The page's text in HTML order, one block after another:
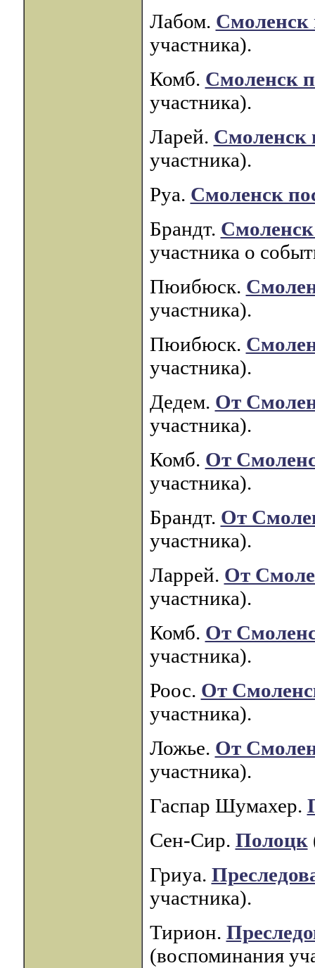
Лабом. Смоленск
участника).
Комб. Смоленск
участника).
Ларей. Смоленск
участника).
Руа. Смоленск
Брандт. Смоленск
участника о
Пюибюск.
участника).
Пюибюск.
участника).
Дедем. От
участника).
Комб. От
участника).
Брандт. От
участника).
Ларрей. От
участника).
Комб. От
участника).
Роос. От
участника).
Ложье. От
участника).
Гаспар Шумахер.
Сен-Сир. Полоцк
Гриуа.
участника).
Тирион.
(воспоминания